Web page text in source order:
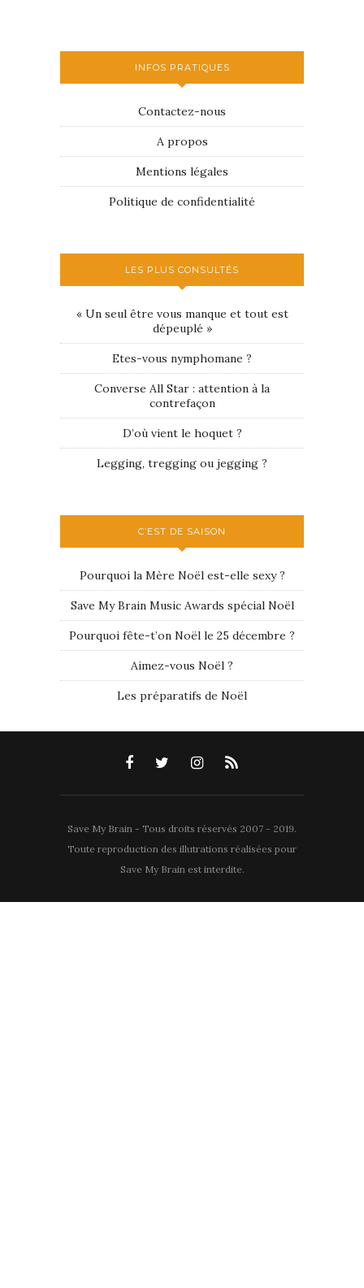
INFOS PRATIQUES
Contactez-nous
A propos
Mentions légales
Politique de confidentialité
LES PLUS CONSULTÉS
« Un seul être vous manque et tout est
dépeuplé »
Etes-vous nymphomane ?
Converse All Star : attention à la
contrefaçon
D’où vient le hoquet ?
Legging, tregging ou jegging ?
C’EST DE SAISON
Pourquoi la Mère Noël est-elle sexy ?
Save My Brain Music Awards spécial Noël
Pourquoi fête-t’on Noël le 25 décembre ?
Aimez-vous Noël ?
Les préparatifs de Noël
Save My Brain - Tous droits réservés 2007 - 2019.
Toute reproduction des illutrations réalisées pour
Save My Brain est interdite.